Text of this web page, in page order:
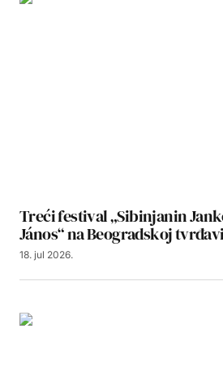
Treći festival „Sibinjanin
János“ na Beogradskoj tvrđavi
18. jul 2026.